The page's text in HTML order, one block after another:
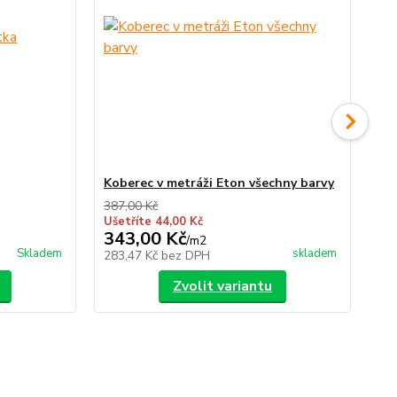
Skladem
Koberec v metráži Eton všechny barvy
387,00 Kč
Ušetříte 44,00 Kč
343,00 Kč/m2
283,47 Kč bez DPH skladem
Zvolit variantu